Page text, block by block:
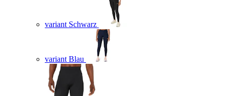
variant Schwarz
variant Blau